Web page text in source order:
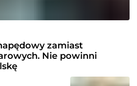
zamiast
Nie powinni